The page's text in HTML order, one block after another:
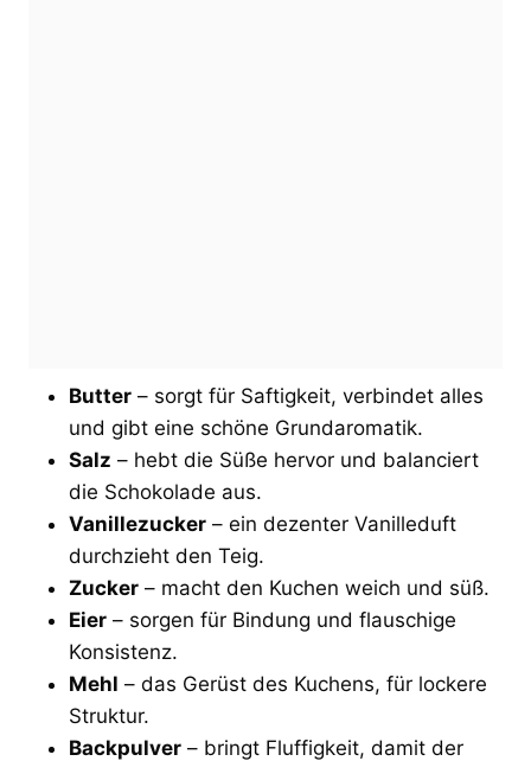
Butter – sorgt für Saftigkeit, verbindet alles
und gibt eine schöne Grundaromatik.
Salz – hebt die Süße hervor und balanciert
die Schokolade aus.
Vanillezucker – ein dezenter Vanilleduft
durchzieht den Teig.
Zucker – macht den Kuchen weich und süß.
Eier – sorgen für Bindung und flauschige
Konsistenz.
Mehl – das Gerüst des Kuchens, für lockere
Struktur.
Backpulver – bringt Fluffigkeit, damit der